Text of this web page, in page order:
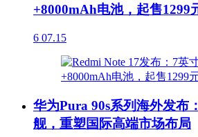
+8000mAh电池，起售1299
6 07.15
华为Pura 90s系列海外发布
舰，重塑国际高端市场布局